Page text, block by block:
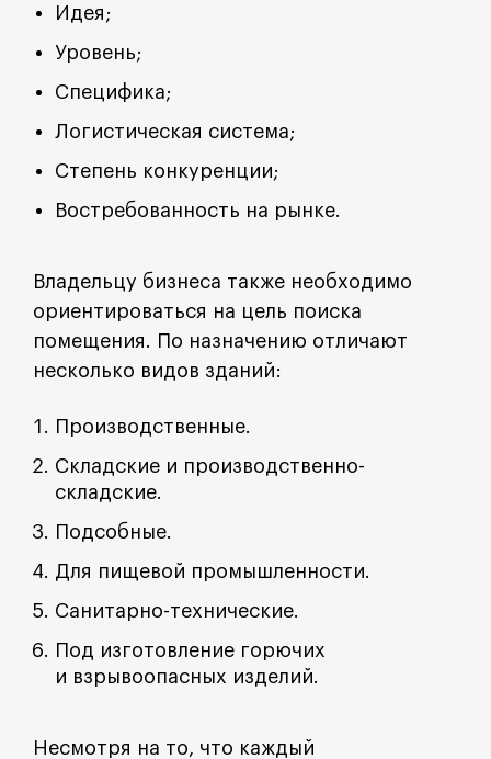
Идея;
Уровень;
Специфика;
Логистическая система;
Степень конкуренции;
Востребованность на рынке.
Владельцу бизнеса также необходимо
ориентироваться на цель поиска
помещения. По назначению отличают
несколько видов зданий:
Производственные.
Складские и производственно-
складские.
Подсобные.
Для пищевой промышленности.
Санитарно-технические.
Под изготовление горючих
и взрывоопасных изделий.
Несмотря на то, что каждый